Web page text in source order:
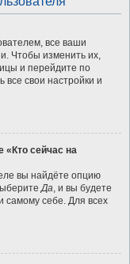
все ваши
Чтобы изменить их,
и перейдите по
все свои настройки и
«Кто сейчас на
вы найдёте опцию
Да, и вы будете
самому себе. Для всех